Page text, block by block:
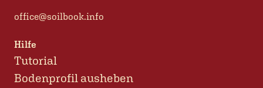
office@soilbook.info
Hilfe
Tutorial
Bodenprofil ausheben